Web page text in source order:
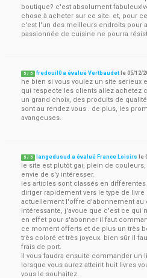
boutique? c'est absolument
chose à acheter sur ce site. et, pour
c'est l'un des meilleurs endroits pour
passionnée de cuisine ne pourra
5 / 5 fredouil0 a évalué Vertbaudet le05/12/
he bien si vous voulez un site serieux
qui respecte les clients allez achetez
un grand choix, des produits de
sont au rendez vous . de plus, les
avangeuses.
5 / 5 langedusud a évalué France Loisirs le
le site est plutôt gai, plein de
envie de s'y intéresser.
les articles sont classés en
diriger rapidement vers le type de
actuellement l'offre d'abonnement au
intéressante, j'avoue que c'est ce qui
en effet pour s'abonner il faut
ce moment offerts et de plus un très
très coloré et très joyeux. bien sûr il
frais de port.
il vous faudra ensuite commander un
lorsque vous aurez atteint huit livres
vous le souhaitez.